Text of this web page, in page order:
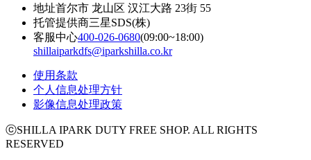
地址首尔市 龙山区 汉江大路 23街 55
托管提供商三星SDS(株)
客服中心400-026-0680(09:00~18:00)
shillaiparkdfs@iparkshilla.co.kr
使用条款
个人信息处理方针
影像信息处理政策
ⓒSHILLA IPARK DUTY FREE SHOP. ALL RIGHTS
RESERVED